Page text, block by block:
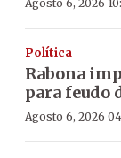
Agosto 6, 2026
Política
Rabona
para feudo
Agosto 6, 2026